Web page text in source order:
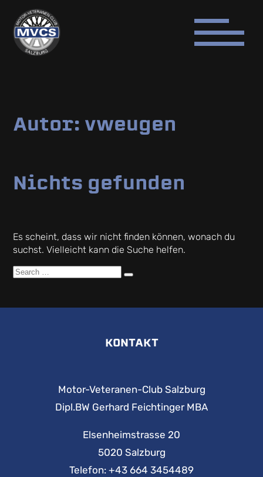
Autor: vweugen
Nichts gefunden
Es scheint, dass wir nicht finden können, wonach du
suchst. Vielleicht kann die Suche helfen.
Search
Search
KONTAKT
Motor-Veteranen-Club Salzburg
Dipl.BW Gerhard Feichtinger MBA
Elsenheimstrasse 20
5020 Salzburg
Telefon: +43 664 3454489